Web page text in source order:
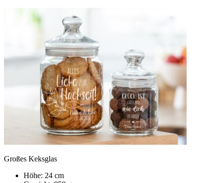
Großes Keksglas
Höhe: 24 cm